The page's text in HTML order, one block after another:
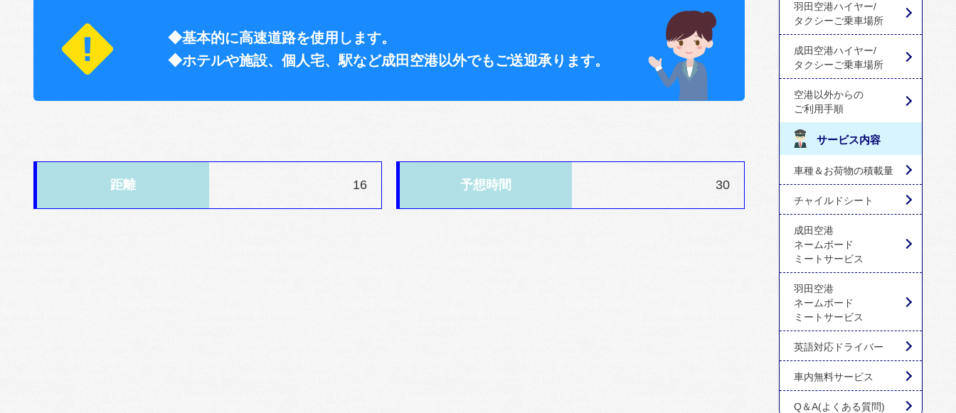
◆基本的に高速道路を使用します。
◆ホテルや施設、個人宅、駅など成田空港以外でもご送迎承ります。
距離 16 予想時間 30
羽田空港ハイヤー/
タクシーご乗車場所
成田空港ハイヤー/
タクシーご乗車場所
空港以外からの
ご利用手順
サービス内容
車種＆お荷物の積載量
チャイルドシート
成田空港
ネームボード
ミートサービス
羽田空港
ネームボード
ミートサービス
英語対応ドライバー
車内無料サービス
Q＆A(よくある質問)